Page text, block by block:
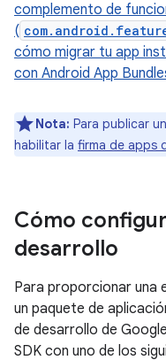
complemento de
(
cómo migrar tu app
con Android App
Nota: Para publicar
habilitar la firma de apps
Cómo
desarrollo
Para proporcionar una
un paquete de
de desarrollo de
SDK con uno de los